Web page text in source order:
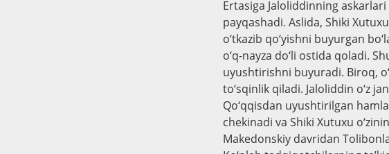
Ertasiga Jaloliddinning
payqashadi. Aslida, Shiki
o‘tkazib qo‘yishni buyurgan
o‘q-nayza do‘li ostida qoladi.
uyushtirishni buyuradi. Biroq,
to‘sqinlik qiladi. Jaloliddin o‘z
Qo‘qqisdan uyushtirilgan
chekinadi va Shiki Xutuxu
Makedonskiy davridan